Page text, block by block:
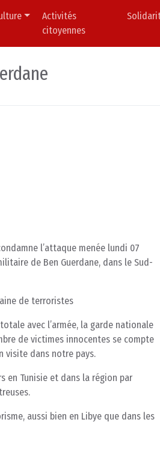
Activités
citoyennes
l’attaque menée lundi 07
de Ben Guerdane, dans le Sud-
de terroristes
avec l’armée, la garde nationale
de victimes innocentes se compte
visite dans notre pays.
en Tunisie et dans la région par
aussi bien en Libye que dans les